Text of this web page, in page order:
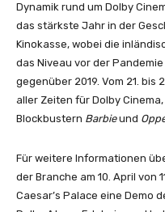
Dynamik rund um Dolby
das stärkste Jahr in der
Kinokasse, wobei die
das Niveau vor der
gegenüber 2019. Vom 21. bis
aller Zeiten für Dolby
Blockbustern Barbieund
Für weitere Informationen
der Branche am 10. April von
Caesar’s Palace eine Demo